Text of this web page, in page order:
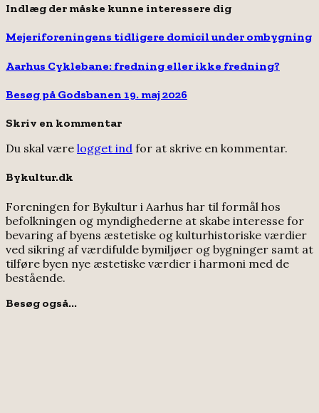
Indlæg der måske kunne interessere dig
Mejeriforeningens tidligere domicil under ombygning
Aarhus Cyklebane: fredning eller ikke fredning?
Besøg på Godsbanen 19. maj 2026
Skriv en kommentar
Du skal være logget ind for at skrive en kommentar.
Bykultur.dk
Foreningen for Bykultur i Aarhus har til formål hos
befolkningen og myndighederne at skabe interesse for
bevaring af byens æstetiske og kulturhistoriske værdier
ved sikring af værdifulde bymiljøer og bygninger samt at
tilføre byen nye æstetiske værdier i harmoni med de
bestående.
Besøg også...